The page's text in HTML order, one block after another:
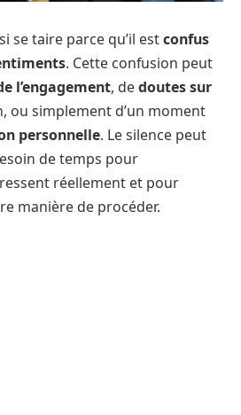
se taire parce qu’il estconfus
. Cette confusion peut
l’engagement, dedoutes sur
ou simplement d’un moment
personnelle. Le silence peut
de temps pour
réellement et pour
manière de procéder.